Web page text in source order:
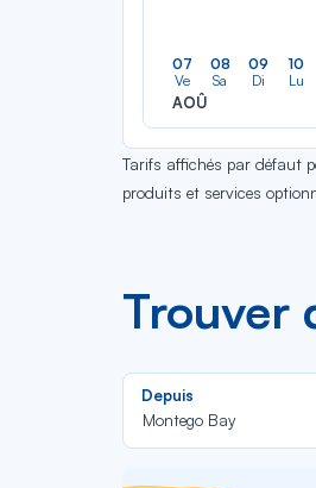
07
Ve
AOÛ
08
Sa
09
Di
10
Lu
Tarifs affichés par défaut
produits et services
Trouver
Depuis
Montego Bay